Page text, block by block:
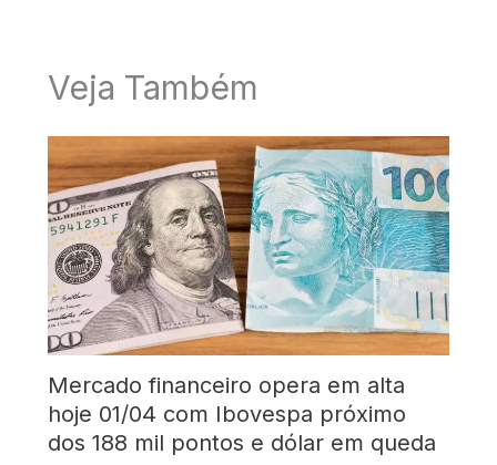
Veja Também
Mercado financeiro opera em alta
hoje 01/04 com Ibovespa próximo
dos 188 mil pontos e dólar em queda